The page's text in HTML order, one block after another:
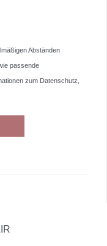
Abständen
passende
zum Datenschutz,